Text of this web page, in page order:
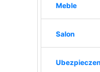
Meble
Salon